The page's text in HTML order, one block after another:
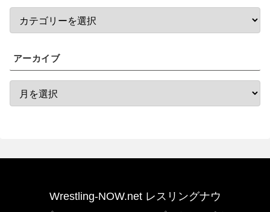
アーカイブ
Wrestling-NOW.net レスリングナウ